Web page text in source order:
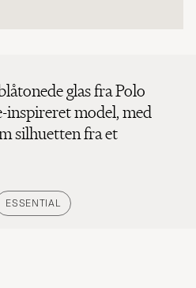
glas fra Polo
inspireret model, med
silhuetten fra et
ESSENTIAL